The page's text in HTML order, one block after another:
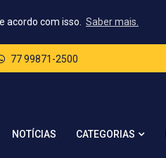
acordo com isso. Saber mais.
77 99871-2500
NOTÍCIAS CATEGORIAS